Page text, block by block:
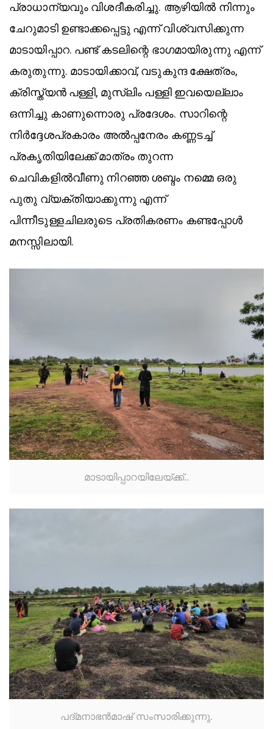
പ്രാധാന്യവും വിശദീകരിച്ചു. ആഴിയിൽ നിന്നും
ചേറുമാടി ഉണ്ടാക്കപ്പെട്ടു എന്ന് വിശ്വസിക്കുന്ന
മാടായിപ്പാറ. പണ്ട് കടലിന്റെ ഭാഗമായിരുന്നു എന്ന്
കരുതുന്നു. മാടായിക്കാവ്, വടുകുന്ദ ക്ഷേത്രം,
ക്രിസ്ത്യൻ പള്ളി, മുസ്ലിം പള്ളി ഇവയെല്ലാം
ഒന്നിച്ചു കാണുന്നൊരു പ്രദേശം. സാറിന്റെ
നിർദ്ദേശപ്രകാരം അൽപ്പനേരം കണ്ണടച്ച്
പ്രകൃതിയിലേക്ക് മാത്രം തുറന്ന
ചെവികളിൽവീണു നിറഞ്ഞ ശബ്ദം നമ്മെ ഒരു
പുതു വ്യക്തിയാക്കുന്നു എന്ന്
പിന്നീടുള്ളചിലരുടെ പ്രതികരണം കണ്ടപ്പോൾ
മനസ്സിലായി.
മാടായിപ്പാറയിലേയ്ക്ക്..
പദ്മനാഭൻമാഷ് സംസാരിക്കുന്നു.